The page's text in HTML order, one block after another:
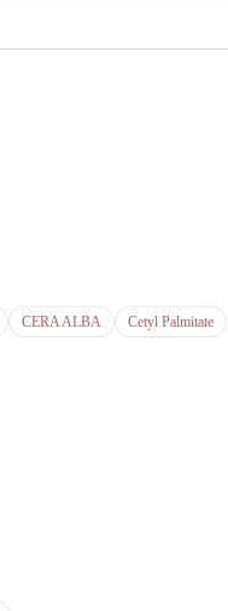
CERA ALBA Cetyl Palmitate